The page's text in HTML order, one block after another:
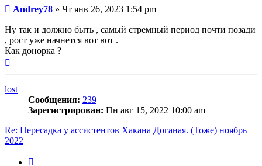
Сообщение
Andrey78 » Чт янв 26, 2023 1:54 pm
Ну так и должно быть , самый стремный период почти позади
, рост уже начнется вот вот .
Как донорка ?
lost
Сообщения: 239
Зарегистрирован: Пн авг 15, 2022 10:00 am
Re: Пересадка у ассистентов Хакана Доганая. (Тоже) ноябрь
2022